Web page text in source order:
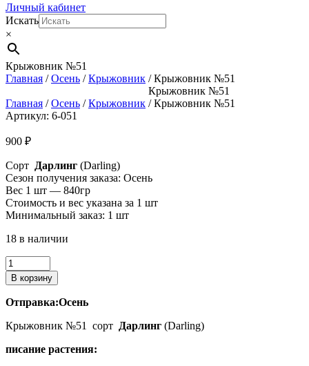
Личный кабинет
Искать
×
Крыжовник №51
Главная /Осень /Крыжовник / Крыжовник №51
Крыжовник №51
Главная /Осень /Крыжовник / Крыжовник №51
Артикул: 6-051
900 ₽
Сорт Дарлинг (Darling)
Сезон получения заказа: Осень
Вес 1 шт — 840гр
Стоимость и вес указана за 1 шт
Минимальный заказ: 1 шт
18 в наличии
Количество
товара
Крыжовник
№51
В корзину
Отправка:Осень
Крыжовник №51 сорт Дарлинг (Darling)
писание растения: